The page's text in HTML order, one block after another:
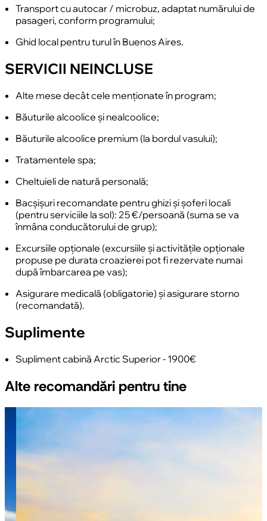
Transport cu autocar / microbuz, adaptat numărului de
pasageri, conform programului;
Ghid local pentru turul în Buenos Aires.
SERVICII NEINCLUSE
Alte mese decât cele menționate în program;
Băuturile alcoolice și nealcoolice;
Băuturile alcoolice premium (la bordul vasului);
Tratamentele spa;
Cheltuieli de natură personală;
Bacșișuri recomandate pentru ghizi și șoferi locali
(pentru serviciile la sol): 25 €/persoană (suma se va
înmâna conducătorului de grup);
Excursiile opționale (excursiile și activitățile opționale
propuse pe durata croazierei pot fi rezervate numai
după îmbarcarea pe vas);
Asigurare medicală (obligatorie) și asigurare storno
(recomandată).
Suplimente
Supliment cabină Arctic Superior - 1900€
Alte recomandări pentru tine